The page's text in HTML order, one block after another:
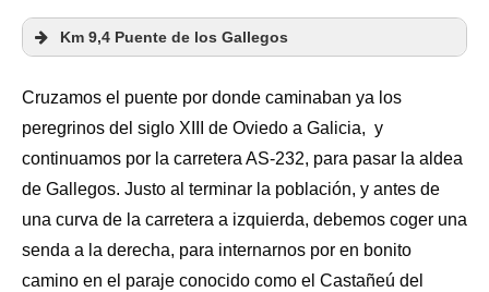
Km 9,4 Puente de los Gallegos
Cruzamos el puente por donde caminaban ya los
peregrinos del siglo XIII de Oviedo a Galicia, y
continuamos por la carretera AS-232, para pasar la aldea
de Gallegos. Justo al terminar la población, y antes de
una curva de la carretera a izquierda, debemos coger una
senda a la derecha, para internarnos por en bonito
camino en el paraje conocido como el Castañeú del